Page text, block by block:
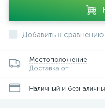
Добавить к сравнению
Местоположение
Доставка от
Наличный и